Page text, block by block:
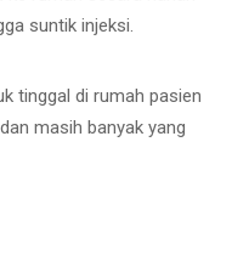
suntik injeksi.
tinggal di rumah pasien
masih banyak yang